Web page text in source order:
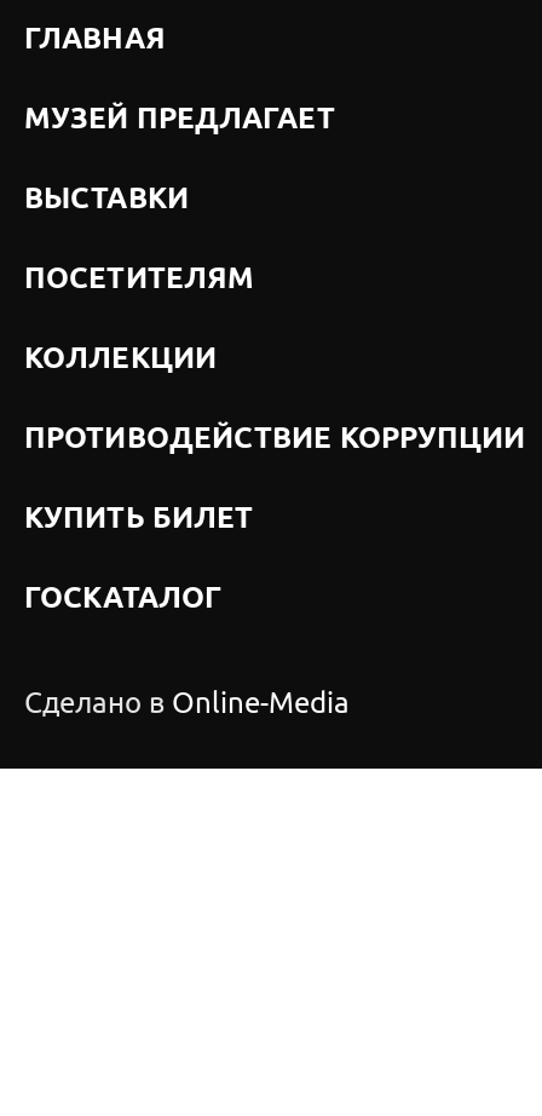
ГЛАВНАЯ
МУЗЕЙ ПРЕДЛАГАЕТ
ВЫСТАВКИ
ПОСЕТИТЕЛЯМ
КОЛЛЕКЦИИ
ПРОТИВОДЕЙСТВИЕ КОРРУПЦИИ
КУПИТЬ БИЛЕТ
ГОСКАТАЛОГ
Сделано в Online-Media